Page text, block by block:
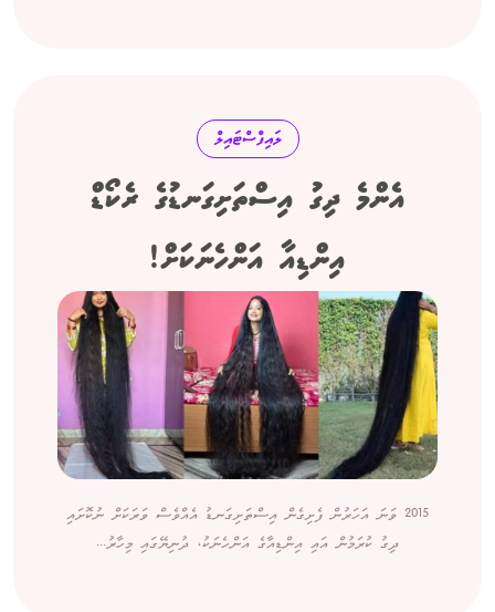
ލައިފްސްޓައިލް
އެންމެ ދިގު އިސްތަށިގަނޑުގެ ރެކޯޑް
އިންޑިއާ އަންހެނަކަށް!
2015 ވަނަ އަހަރުން ފެށިގެން އިސްތަށިގަނޑު އެއްވެސް ވަރަކަށް ނުކޮށައި
ދިގު ކުރަމުން އައި އިންޑިއާގެ އަންހެނަކު، ދުނިޔޭގައި މިހާރު...